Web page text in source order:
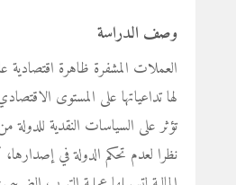
وصف الـدراسة
العملات المشفرة ظاهرة اقتصادية
لها تداعياتها على المستوى
تؤثر على السياسات النقدية
نظرا لعدم تحكم الدولة في إصدارها،